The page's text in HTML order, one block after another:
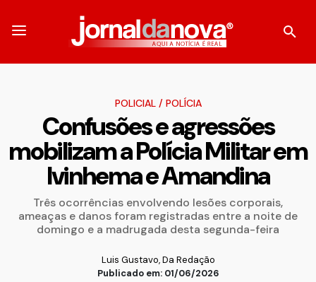
POLICIAL/ POLÍCIA
Confusões e agressões
mobilizam a Polícia Militar em
Ivinhema e Amandina
Três ocorrências envolvendo lesões corporais,
ameaças e danos foram registradas entre a noite de
domingo e a madrugada desta segunda-feira
Luis Gustavo, Da Redação
Publicado em: 01/06/2026